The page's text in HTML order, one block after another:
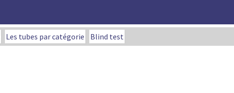
Les tubes par catégorie Blind test